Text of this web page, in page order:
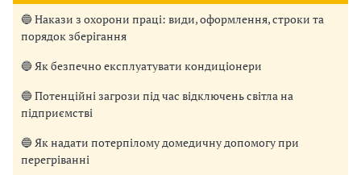
🔵 Накази з охорони праці: види, оформлення, строки та
порядок зберігання
🔵 Як безпечно експлуатувати кондиціонери
🔵 Потенційні загрози під час відключень світла на
підприємстві
🔵 Як надати потерпілому домедичну допомогу при
перегріванні